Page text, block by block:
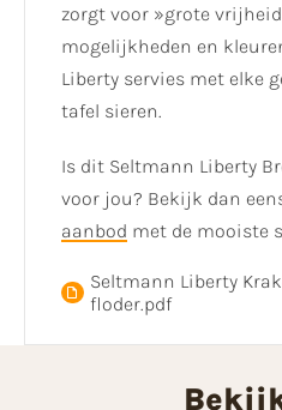
zorgt voor »grote
mogelijkheden en
Liberty servies met elke
tafel sieren.
Is dit Seltmann Liberty
voor jou? Bekijk dan
aanbod met de mooiste
Seltmann Liberty
floder.pdf